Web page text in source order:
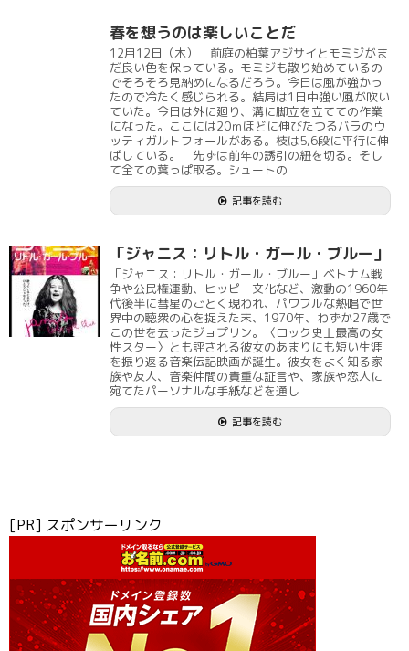
春を想うのは楽しいことだ
12月12日（木） 前庭の柏葉アジサイとモミジがま
だ良い色を保っている。モミジも散り始めているの
でそろそろ見納めになるだろう。今日は風が強かっ
たので冷たく感じられる。結局は1日中強い風が吹い
ていた。今日は外に廻り、溝に脚立を立てての作業
になった。ここには20ｍほどに伸びたつるバラのウ
ッティガルトフォールがある。枝は5,6段に平行に伸
ばしている。 先ずは前年の誘引の紐を切る。そし
て全ての葉っぱ取る。シュートの
記事を読む
「ジャニス：リトル・ガール・ブルー」
「ジャニス：リトル・ガール・ブルー」ベトナム戦
争や公民権運動、ヒッピー文化など、激動の1960年
代後半に彗星のごとく現われ、パワフルな熱唱で世
界中の聴衆の心を捉えた末、1970年、わずか27歳で
この世を去ったジョプリン。〈ロック史上最高の女
性スター〉とも評される彼女のあまりにも短い生涯
を振り返る音楽伝記映画が誕生。彼女をよく知る家
族や友人、音楽仲間の貴重な証言や、家族や恋人に
宛てたパーソナルな手紙などを通し
記事を読む
[PR] スポンサーリンク